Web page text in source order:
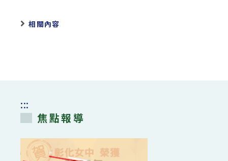
相關內容
:::
焦點報導